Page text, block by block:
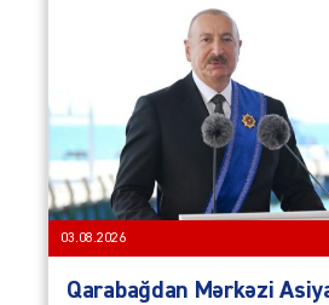
03.08.2026
Qarabağdan Mərkəzi